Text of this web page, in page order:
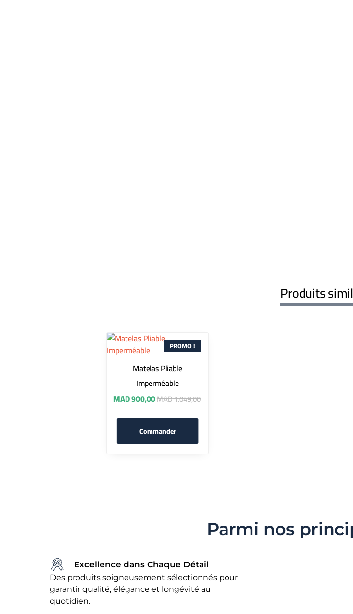
Produits
PROMO !
Matelas Pliable
Imperméable
MAD900,00MAD1.049,00
Commander
Parmi nos
Excellence dans Chaque Détail
Des produits soigneusement sélectionnés pour
garantir qualité, élégance et longévité au
quotidien.